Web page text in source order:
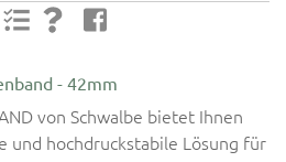
- 42mm
von Schwalbe bietet Ihnen
und hochdruckstabile Lösung für